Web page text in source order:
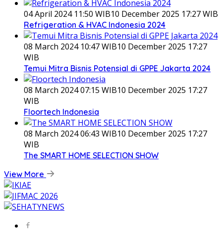
04 April 2024 11:50 WIB10 December 2025 17:27 WIB
Refrigeration & HVAC Indonesia 2024
08 March 2024 10:47 WIB10 December 2025 17:27
WIB
Temui Mitra Bisnis Potensial di GPPE Jakarta 2024
08 March 2024 07:15 WIB10 December 2025 17:27
WIB
Floortech Indonesia
08 March 2024 06:43 WIB10 December 2025 17:27
WIB
The SMART HOME SELECTION SHOW
View More